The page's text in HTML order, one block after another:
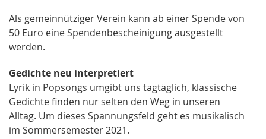
Als gemeinnütziger Verein kann ab einer Spende von
50 Euro eine Spendenbescheinigung ausgestellt
werden.
Gedichte neu interpretiert
Lyrik in Popsongs umgibt uns tagtäglich, klassische
Gedichte finden nur selten den Weg in unseren
Alltag. Um dieses Spannungsfeld geht es musikalisch
im Sommersemester 2021.